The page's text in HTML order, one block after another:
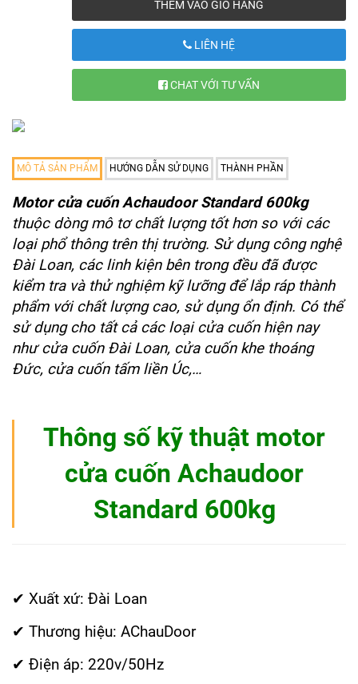
THÊM VÀO GIỎ HÀNG
LIÊN HỆ
CHAT VỚI TƯ VẤN
MÔ TẢ SẢN PHẨM HƯỚNG DẪN SỬ DỤNG THÀNH PHẦN
Motor cửa cuốn Achaudoor Standard 600kg
thuộc dòng mô tơ chất lượng tốt hơn so với các
loại phổ thông trên thị trường. Sử dụng công nghệ
Đài Loan, các linh kiện bên trong đều đã được
kiểm tra và thử nghiệm kỹ lưỡng để lắp ráp thành
phẩm với chất lượng cao, sử dụng ổn định. Có thể
sử dụng cho tất cả các loại cửa cuốn hiện nay
như cửa cuốn Đài Loan, cửa cuốn khe thoáng
Đức, cửa cuốn tấm liền Úc,…
Thông số kỹ thuật motor
cửa cuốn Achaudoor
Standard 600kg
✔ Xuất xứ: Đài Loan
✔ Thương hiệu: AChauDoor
✔ Điện áp: 220v/50Hz